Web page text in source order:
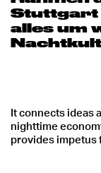
Stuttgart
alles um
It connects ideas
nighttime
provides impetus